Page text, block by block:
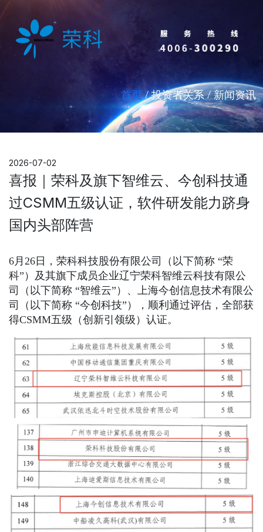
首页/ 投资者关系 / 新闻资讯
2026-07-02
喜报｜荣科及旗下智维云、今创科技通
过CSMM五级认证，软件研发能力跻身
国内头部阵营
6月26日，荣科科技股份有限公司（以下简称 “荣
科”）及其旗下成员企业辽宁荣科智维云科技有限公
司（以下简称 “智维云”）、上海今创信息技术有限公
司（以下简称 “今创科技”），顺利通过评估，全部获
得CSMM五级（创新引领级）认证。